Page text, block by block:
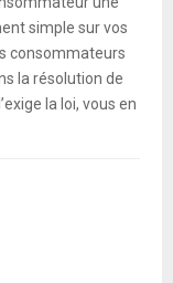
simple sur vos
consommateurs
la résolution de
la loi, vous en